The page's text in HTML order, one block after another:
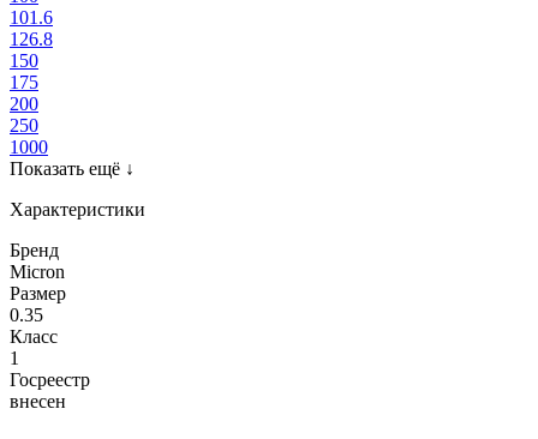
101.6
126.8
150
175
200
250
1000
Показать ещё ↓
Характеристики
Бренд
Micron
Размер
0.35
Класс
1
Госреестр
внесен